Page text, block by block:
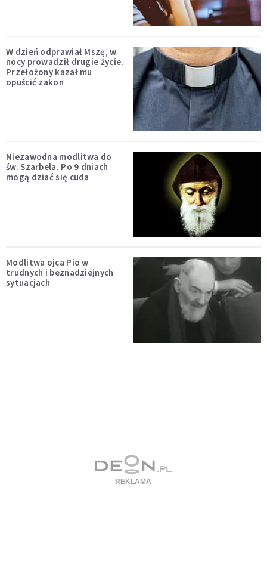
W dzień odprawiał Mszę, w
nocy prowadził drugie życie.
Przełożony kazał mu
opuścić zakon
Niezawodna modlitwa do
św. Szarbela. Po 9 dniach
mogą dziać się cuda
Modlitwa ojca Pio w
trudnych i beznadziejnych
sytuacjach